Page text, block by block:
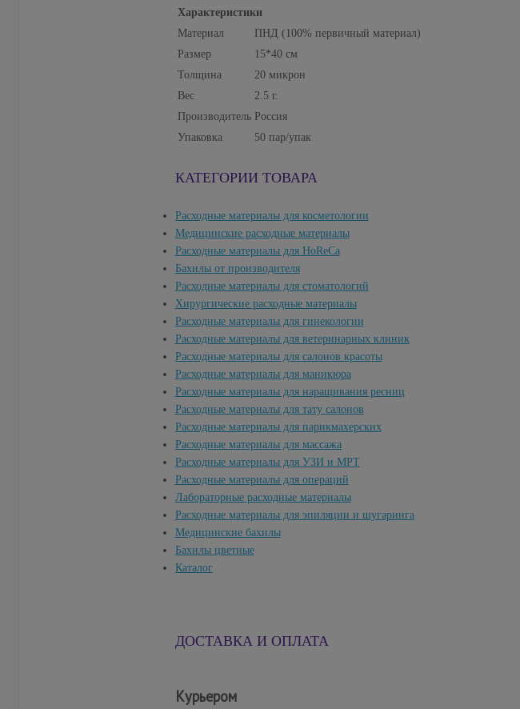
Характеристики
Материал
ПНД (100% первичный материал)
Размер
15*40 см
Толщина
20 микрон
Вес
2.5 г.
Производитель Россия
Упаковка
50 пар/упак
КАТЕГОРИИ ТОВАРА
Расходные материалы для косметологии
Медицинские расходные материалы
Расходные материалы для HoReCa
Бахилы от производителя
Расходные материалы для стоматологий
Хирургические расходные материалы
Расходные материалы для гинекологии
Расходные материалы для ветеринарных клиник
Расходные материалы для салонов красоты
Расходные материалы для маникюра
Расходные материалы для наращивания ресниц
Расходные материалы для тату салонов
Расходные материалы для парикмахерских
Расходные материалы для массажа
Расходные материалы для УЗИ и МРТ
Расходные материалы для операций
Лабораторные расходные материалы
Расходные материалы для эпиляции и шугаринга
Медицинские бахилы
Бахилы цветные
Каталог
ДОСТАВКА И ОПЛАТА
Курьером